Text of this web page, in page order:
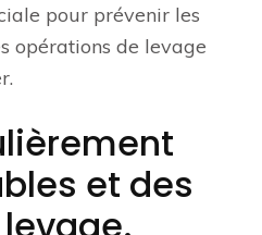
pour prévenir les
opérations de levage
et des